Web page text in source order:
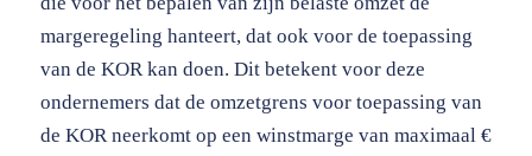
margeregeling hanteert, dat ook voor de toepassing
van de KOR kan doen. Dit betekent voor deze
ondernemers dat de omzetgrens voor toepassing van
de KOR neerkomt op een winstmarge van maximaal €